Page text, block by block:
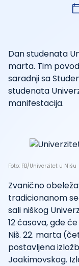
Dan studenata
marta. Tim
saradnji sa
studenata
manifestacija.
Foto: FB/Univerzitet u Nišu
Zvanično
tradicionanom
sali niškog
12 časova, gde
Niš. 22. marta
postavljena
Joakimovskog.